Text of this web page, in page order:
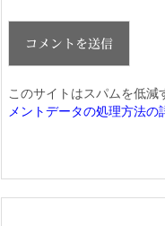
このサイトはスパムを低減
メントデータの処理方法